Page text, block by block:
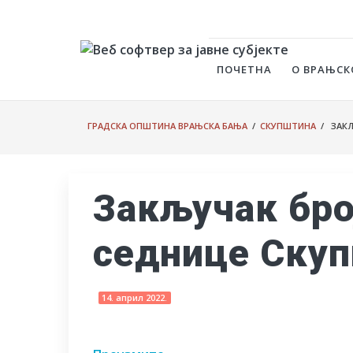
ПОЧЕТНА О
ГРАДСКА ОПШТИНА ВРАЊСКА БАЊА / СКУПШТИНА /
Закључак
седнице
14. април 2022.